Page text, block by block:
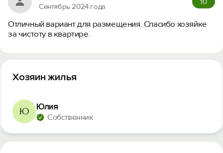
Сентябрь 2024 года
Отличный вариант для размещения. Спасибо хозяйке
за чистоту в квартире.
Хозяин жилья
Ю Юлия
Собственник